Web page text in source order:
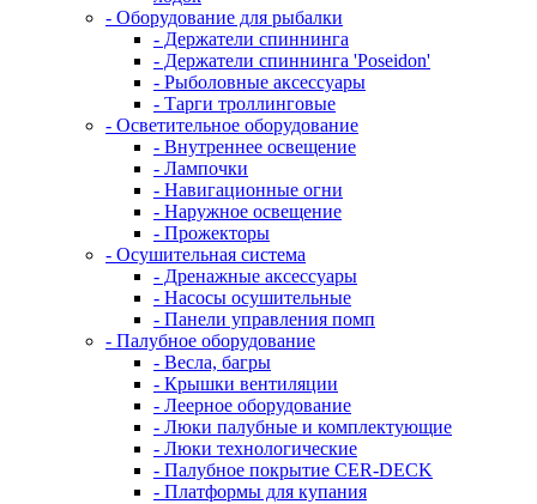
- Оборудование для рыбалки
- Держатели спиннинга
- Держатели спиннинга 'Poseidon'
- Рыболовные аксессуары
- Тарги троллинговые
- Осветительное оборудование
- Внутреннее освещение
- Лампочки
- Навигационные огни
- Наружное освещение
- Прожекторы
- Осушительная система
- Дренажные аксессуары
- Насосы осушительные
- Панели управления помп
- Палубное оборудование
- Весла, багры
- Крышки вентиляции
- Леерное оборудование
- Люки палубные и комплектующие
- Люки технологические
- Палубное покрытие CER-DECK
- Платформы для купания